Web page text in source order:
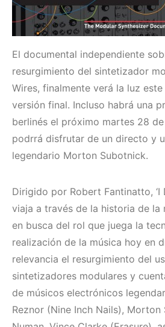
El documental independiente
resurgimiento del sintetizador
Wires, finalmente verá la luz
versión final. Incluso habrá una
berlinés el próximo martes 28
podrrá disfrutar de un directo y
legendario Morton Subotnick.
Dirigido por Robert Fantinatto, ‘I
viaja a través de la historia de la
en busca del rol que juega la
realización de la música hoy en
relevancia el resurgimiento del
sintetizadores modulares y
de músicos electrónicos
Reznor (Nine Inch Nails), Morton